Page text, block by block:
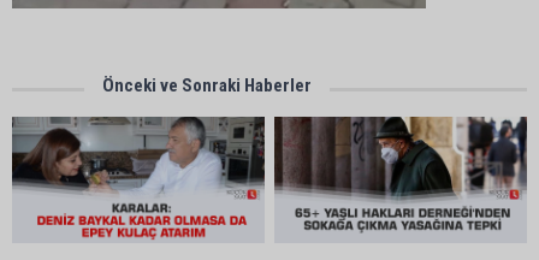
Önceki ve Sonraki Haberler